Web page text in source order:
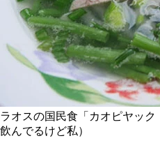
ラオスの国民食「カオピヤッ
飲んでるけど私）